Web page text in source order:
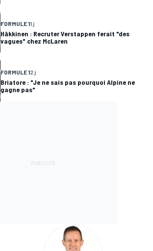
FORMULE 11 j
Häkkinen : Recruter Verstappen ferait "des
vagues" chez McLaren
FORMULE 12 j
Briatore : "Je ne sais pas pourquoi Alpine ne
gagne pas"